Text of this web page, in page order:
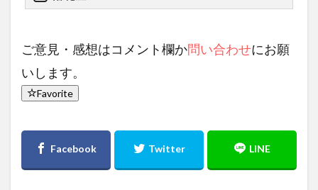
ご意見・感想はコメント欄か問い合わせにお願
いします。
Favorite